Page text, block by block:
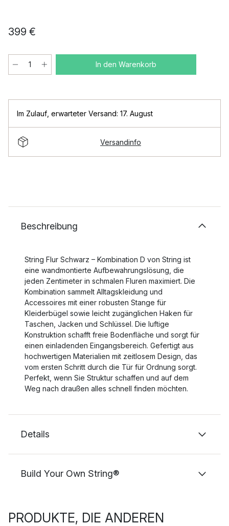
399 €
In den Warenkorb
Im Zulauf erwarteter Versand: 17. August
Versandinfo
Beschreibung
String Flur Schwarz – Kombination D von String ist
eine wandmontierte Aufbewahrungslösung, die
jeden Zentimeter in schmalen Fluren maximiert. Die
Kombination sammelt Alltagskleidung und
Accessoires mit einer robusten Stange für
Kleiderbügel sowie leicht zugänglichen Haken für
Taschen, Jacken und Schlüssel. Die luftige
Konstruktion schafft freie Bodenfläche und sorgt für
einen einladenden Eingangsbereich. Gefertigt aus
hochwertigen Materialien mit zeitlosem Design, das
vom ersten Schritt durch die Tür für Ordnung sorgt.
Perfekt, wenn Sie Struktur schaffen und auf dem
Weg nach draußen alles schnell finden möchten.
Details
Build Your Own String®
PRODUKTE, DIE ANDEREN